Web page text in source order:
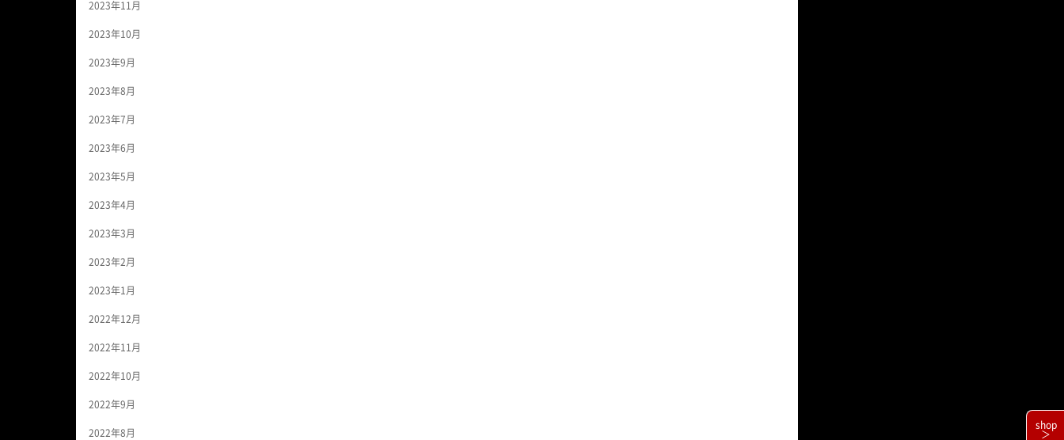
2023年11月
2023年10月
2023年9月
2023年8月
2023年7月
2023年6月
2023年5月
2023年4月
2023年3月
2023年2月
2023年1月
2022年12月
2022年11月
2022年10月
2022年9月
2022年8月
shop
＞